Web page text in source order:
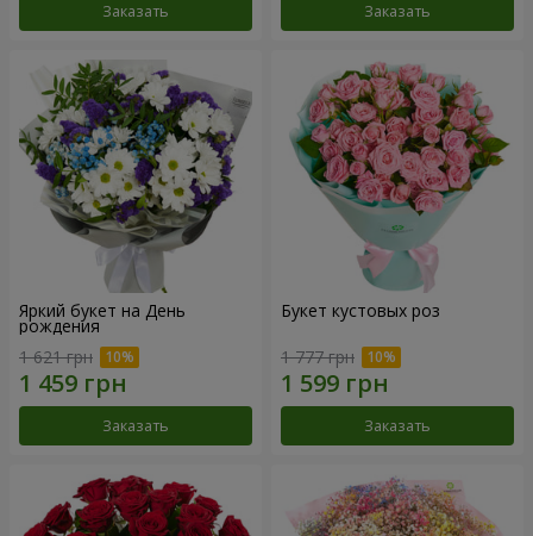
Заказать Заказать
Яркий букет на День
рождения
1 621 грн
Заказать
Букет кустовых роз
1 777 грн
Заказать